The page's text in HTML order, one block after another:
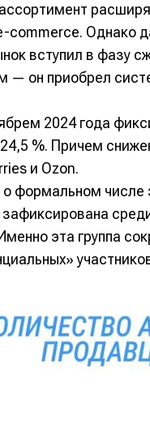
commerce. Однако
вступил в фазу
— он приобрел
2024 года
%. Причем
и Ozon.
формальном числе
эта группа